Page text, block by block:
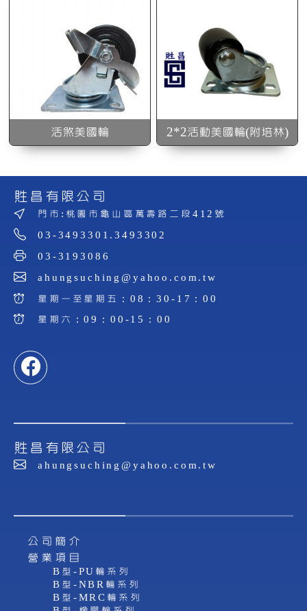
活煞美國輪 2*2活動美國輪(附培林)
貹昌有限公司
門市:桃園市龜山區萬壽路二段412號
03-3493301.3493302
03-3193086
ahungsuching@yahoo.com.tw
星期一至星期五：08：30-17：00
星期六：09：00-15：00
貹昌有限公司
ahungsuching@yahoo.com.tw
公司簡介
營業項目
B型-PU輪系列
B型-NBR輪系列
B型-MRC輪系列